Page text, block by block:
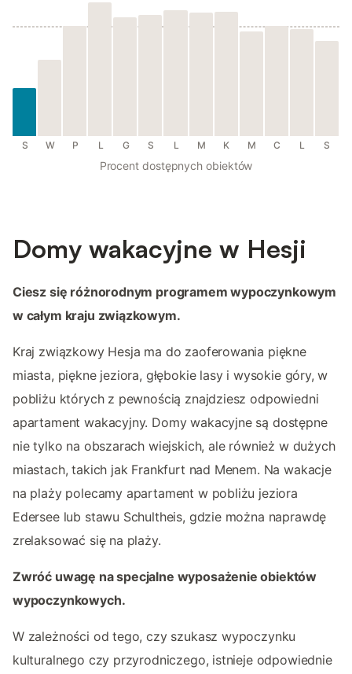
S W P L G S L M K M C L S
Procent dostępnych obiektów
Domy wakacyjne w Hesji
Ciesz się różnorodnym programem wypoczynkowym
w całym kraju związkowym.
Kraj związkowy Hesja ma do zaoferowania piękne
miasta, piękne jeziora, głębokie lasy i wysokie góry, w
pobliżu których z pewnością znajdziesz odpowiedni
apartament wakacyjny. Domy wakacyjne są dostępne
nie tylko na obszarach wiejskich, ale również w dużych
miastach, takich jak Frankfurt nad Menem. Na wakacje
na plaży polecamy apartament w pobliżu jeziora
Edersee lub stawu Schultheis, gdzie można naprawdę
zrelaksować się na plaży.
Zwróć uwagę na specjalne wyposażenie obiektów
wypoczynkowych.
W zależności od tego, czy szukasz wypoczynku
kulturalnego czy przyrodniczego, istnieje odpowiednie